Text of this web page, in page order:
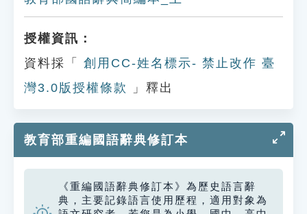
授權資訊：
資料採「
創用CC-姓名標示- 禁止改作 臺
灣3.0版授權條款
」釋出
教育部重編國語辭典修訂本
《重編國語辭典修訂本》為歷史語言辭
典，主要記錄語言使用歷程，適用對象為